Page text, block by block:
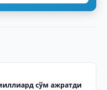
сўм ажратди